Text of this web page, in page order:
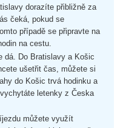
dorazíte přibližně za
čeká, pokud se
případě se připravte na
na cestu.
dá. Do Bratislavy a Košic
ušetřit čas, můžete si
do Košic trvá hodinku a
letenky z Česka
můžete využít